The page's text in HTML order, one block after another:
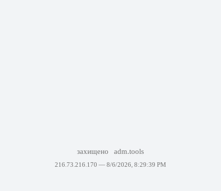
захищено adm.tools
216.73.216.170 — 8/6/2026, 8:29:39 PM